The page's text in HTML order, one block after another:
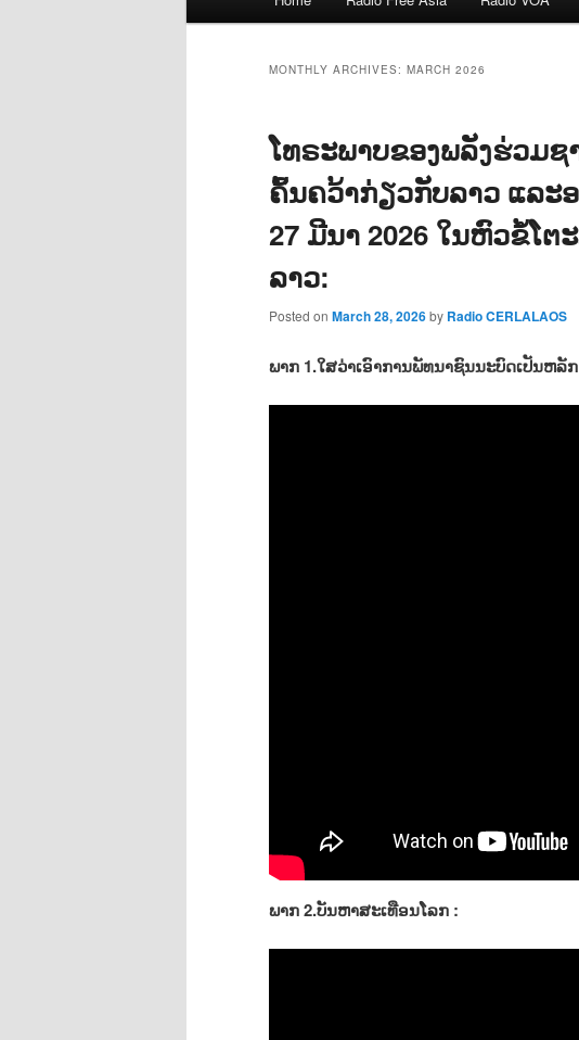
MONTHLY ARCHIVES: MARCH 2026
ໂທຣະພາບຂອງພລັງຮ່ວມ
ຄົ້ນຄວ້າກ່ຽວກັບລາວ ແລະ
27 ມີນາ 2026 ໃນຫົວຂໍ້ໂຕ
ລາວ:
Posted on March 28, 2026by Radio CERLALAOS
ພາກ 1.ໃສວ່າເອົາການພັທນາຊົນນະບົດເປັນຫລັ
ພາກ 2.ບັນຫາສະເທືອນໂລກ :